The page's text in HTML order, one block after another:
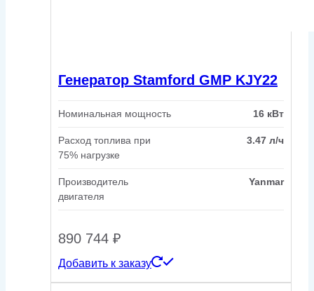
Генератор Stamford GMP KJY22
Номинальная мощность 16 кВт
Расход топлива при
75% нагрузке
3.47 л/ч
Производитель
двигателя
Yanmar
890 744 ₽
Добавить к заказу